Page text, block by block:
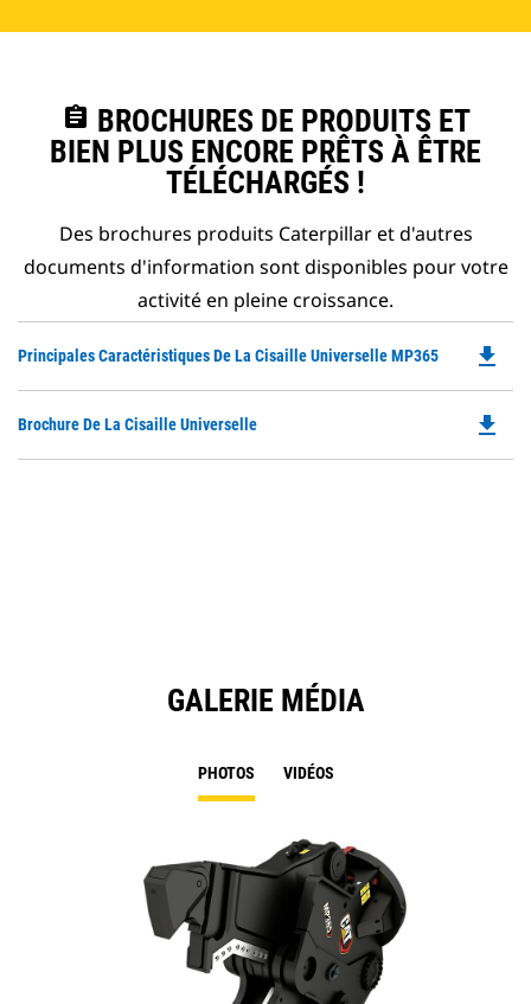
assignment BROCHURES DE PRODUITS ET
BIEN PLUS ENCORE PRÊTS À ÊTRE
TÉLÉCHARGÉS !
Des brochures produits Caterpillar et d'autres
documents d'information sont disponibles pour votre
activité en pleine croissance.
Principales Caractéristiques De La Cisaille Universelle MP365
a
file_download
Brochure De La Cisaille Universelle file_download
GALERIE MÉDIA
PHOTOS VIDÉOS